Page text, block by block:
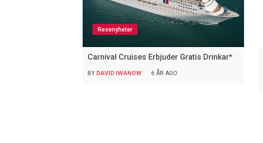
Resenyheter
Carnival Cruises Erbjuder Gratis Drinkar*
BY DAVID IWANOW 6 ÅR AGO